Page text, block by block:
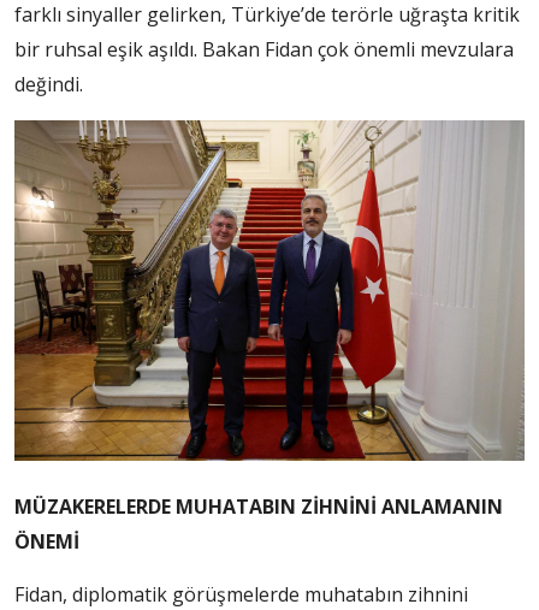
farklı sinyaller gelirken, Türkiye’de terörle uğraşta kritik
bir ruhsal eşik aşıldı. Bakan Fidan çok önemli mevzulara
değindi.
MÜZAKERELERDE MUHATABIN ZİHNİNİ ANLAMANIN
ÖNEMİ
Fidan, diplomatik görüşmelerde muhatabın zihnini